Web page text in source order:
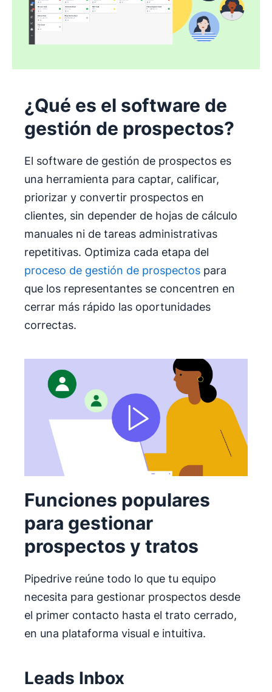
¿Qué es el software de
gestión de prospectos?
El software de gestión de prospectos es
una herramienta para captar, calificar,
priorizar y convertir prospectos en
clientes, sin depender de hojas de cálculo
manuales ni de tareas administrativas
repetitivas. Optimiza cada etapa del
proceso de gestión de prospectos para
que los representantes se concentren en
cerrar más rápido las oportunidades
correctas.
Funciones populares
para gestionar
prospectos y tratos
Pipedrive reúne todo lo que tu equipo
necesita para gestionar prospectos desde
el primer contacto hasta el trato cerrado,
en una plataforma visual e intuitiva.
Leads Inbox